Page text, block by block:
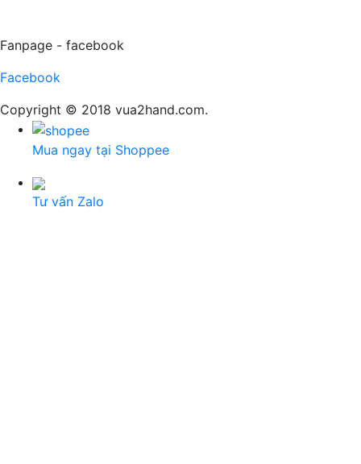
Fanpage - facebook
Facebook
Copyright © 2018 vua2hand.com.
Mua ngay tại Shoppee
Tư vấn Zalo